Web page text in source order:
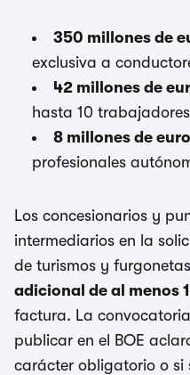
350 millones de
exclusiva a
42 millones de
hasta 10
8 millones de
profesionales
Los concesionarios y
intermediarios en la
de turismos y
adicional de al menos
factura. La
publicar en el BOE
carácter obligatorio o si